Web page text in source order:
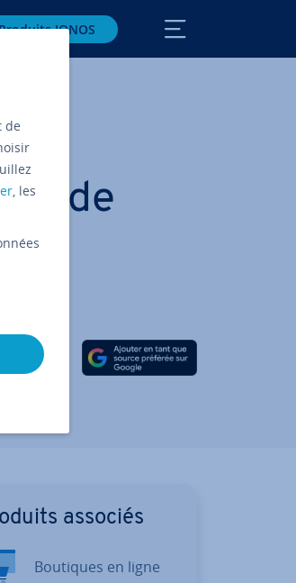
IONOS
de
sur Facebook
Partager sur Twitter
Partager sur LinkedIn
associés
Boutiques en ligne
de
, les